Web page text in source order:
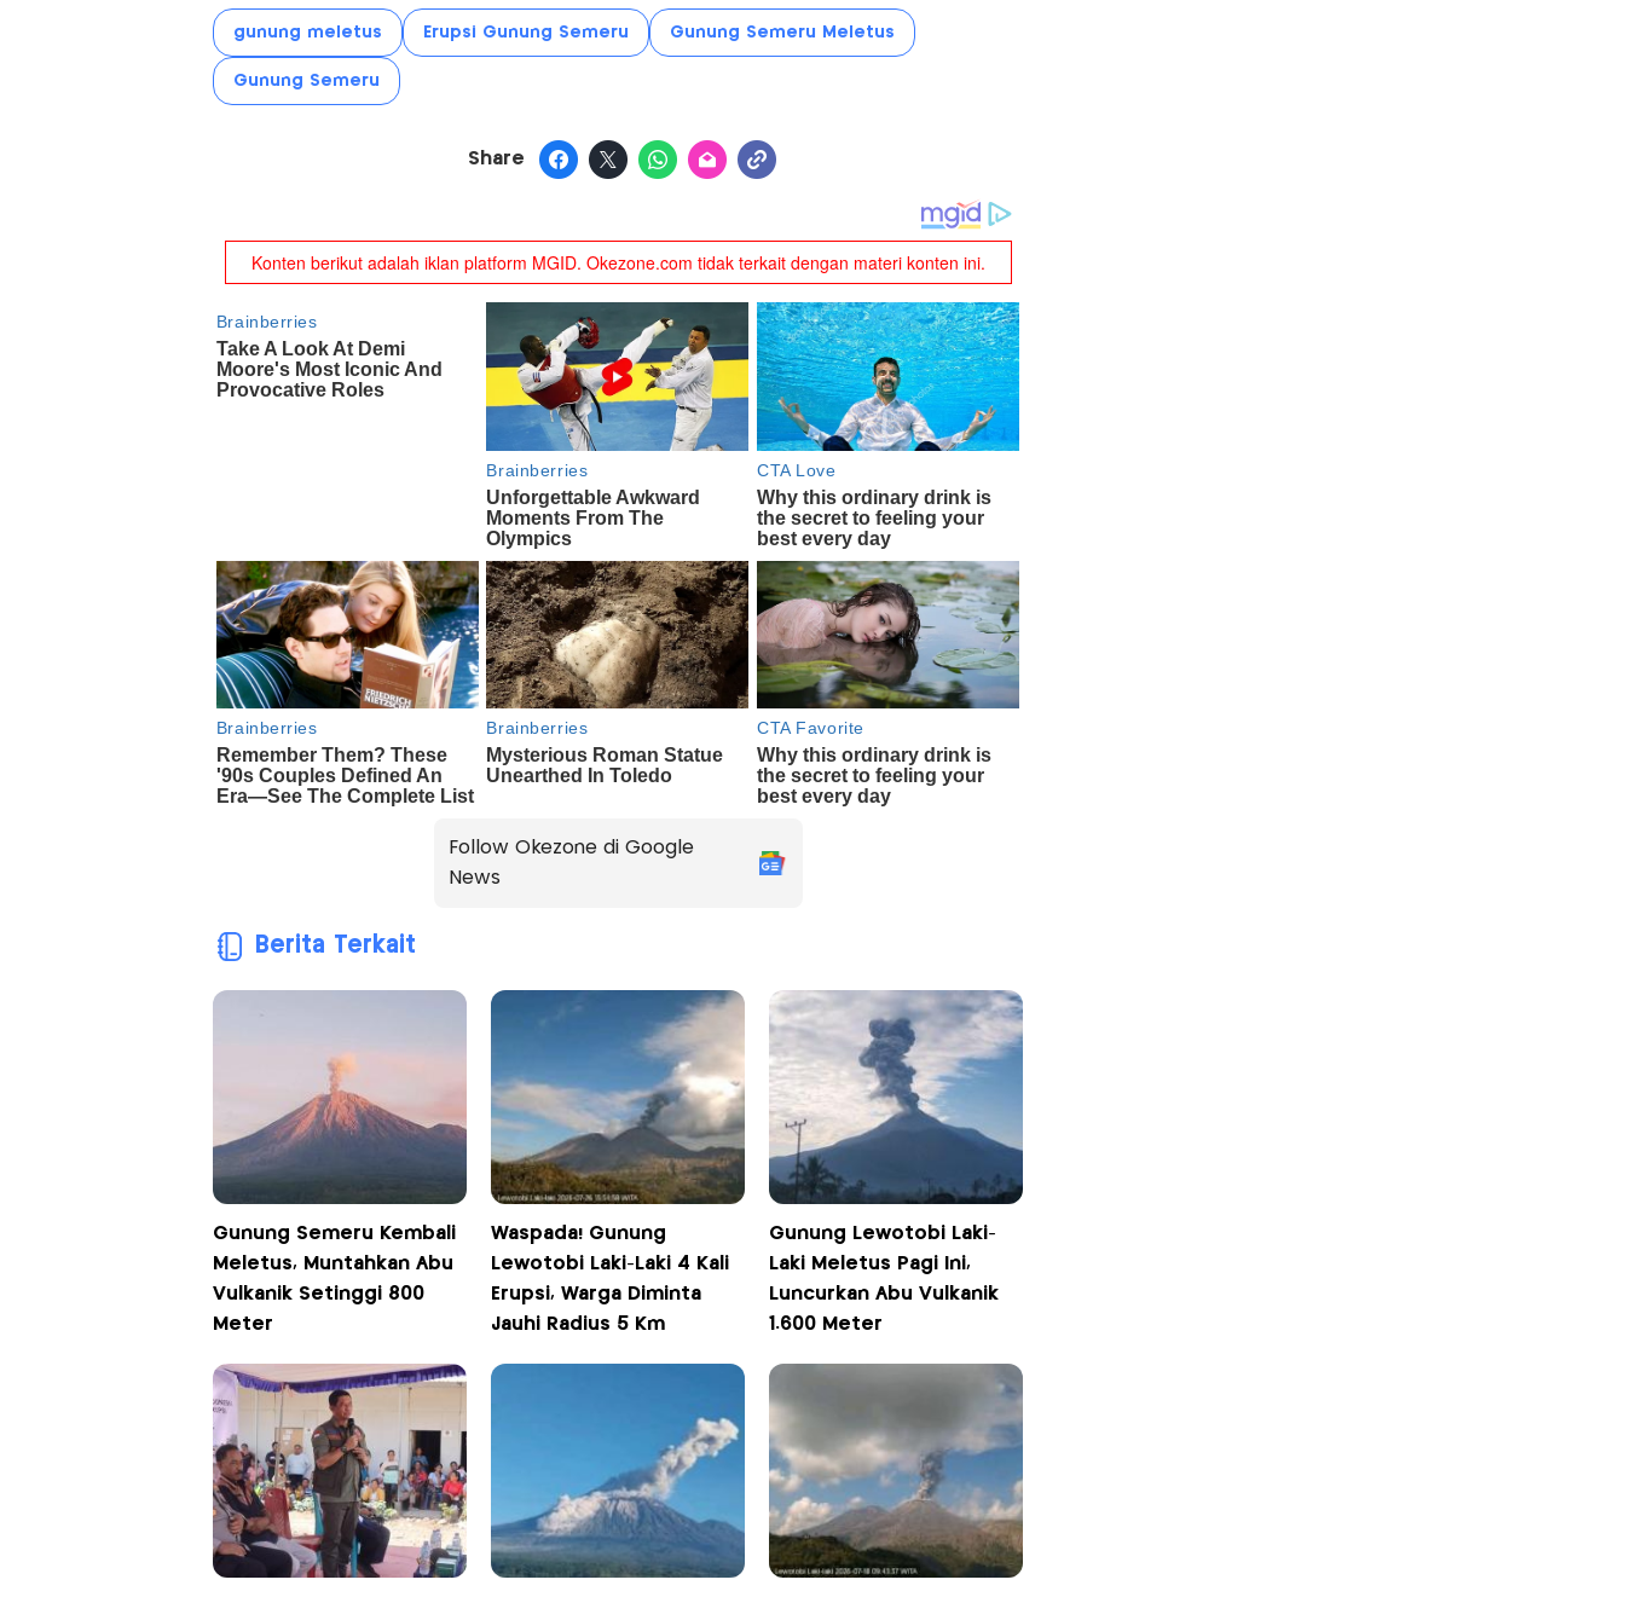
gunung meletus Erupsi Gunung Semeru Gunung Semeru Meletus
Gunung Semeru
Share
Follow Okezone di Google
News
Berita Terkait
Gunung Semeru Kembali
Meletus, Muntahkan Abu
Vulkanik Setinggi 800
Meter
Waspada! Gunung
Lewotobi Laki-Laki 4 Kali
Erupsi, Warga Diminta
Jauhi Radius 5 Km
Gunung Lewotobi Laki-
Laki Meletus Pagi Ini,
Luncurkan Abu Vulkanik
1.600 Meter